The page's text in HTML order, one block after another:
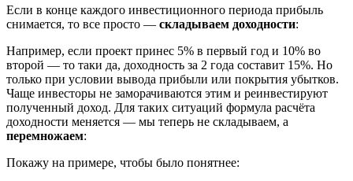
Если в конце каждого инвестиционного периода прибыль
снимается, то все просто — складываем доходности:
Например, если проект принес 5% в первый год и 10% во
второй — то таки да, доходность за 2 года составит 15%. Но
только при условии вывода прибыли или покрытия убытков.
Чаще инвесторы не заморачиваются этим и реинвестируют
полученный доход. Для таких ситуаций формула расчёта
доходности меняется — мы теперь не складываем, а
перемножаем:
Покажу на примере, чтобы было понятнее: